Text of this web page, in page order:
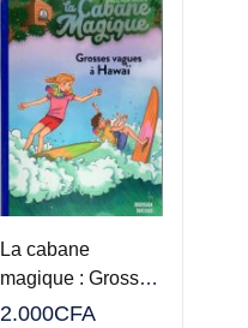
La cabane
magique : Grosses
vagues à Hawaï
2.000CFA